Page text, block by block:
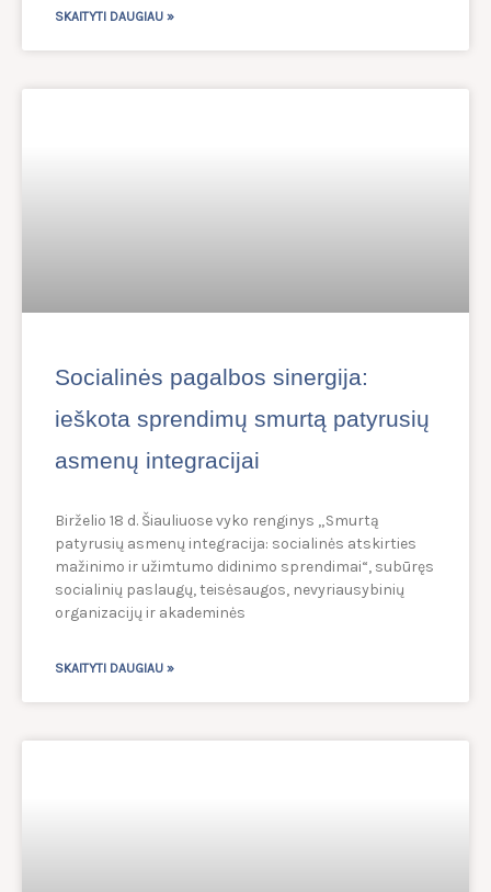
SKAITYTI DAUGIAU »
Socialinės pagalbos sinergija:
ieškota sprendimų smurtą patyrusių
asmenų integracijai
Birželio 18 d. Šiauliuose vyko renginys „Smurtą
patyrusių asmenų integracija: socialinės atskirties
mažinimo ir užimtumo didinimo sprendimai“, subūręs
socialinių paslaugų, teisėsaugos, nevyriausybinių
organizacijų ir akademinės
SKAITYTI DAUGIAU »